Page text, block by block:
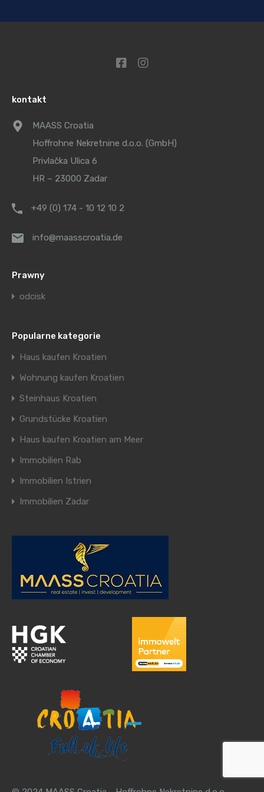
kontakt
MAASS Croatia
Hoffrohne Nekretnine d.o.o. (GmbH)
Privlačka Ulica 6
HR – 23000 Zadar
+49 (0) 174 - 10 12 10 2
info@maasscroatia.de
Prawny
odcisk
Popularne kategorie
Haus kaufen Kroatien
Wohnung kaufen Kroatien
Steinhaus Kroatien
Grundstücke Kroatien
Haus kaufen Kroatien am Meer
Immobilien Rab
Immobilien Istrien
Immobilien Zadar